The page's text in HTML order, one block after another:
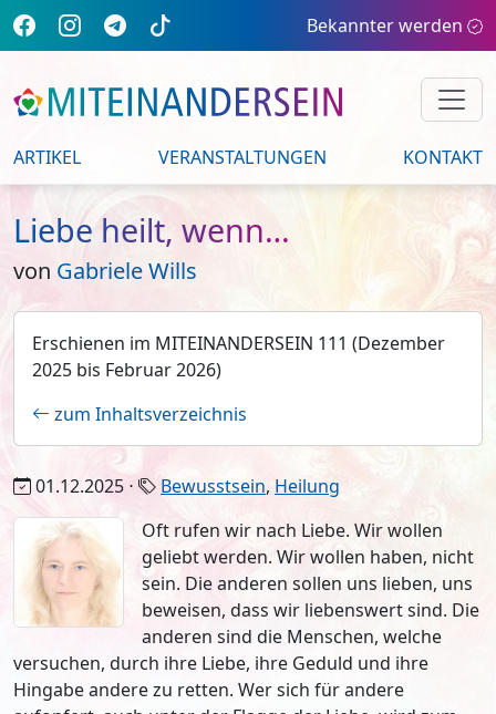
Bekannter werden
ARTIKEL VERANSTALTUNGEN KONTAKT
Liebe heilt, wenn…
von Gabriele Wills
Erschienen im MITEINANDERSEIN 111 (Dezember
2025 bis Februar 2026)
zum Inhaltsverzeichnis
01.12.2025 ⋅ Bewusstsein, Heilung
Oft rufen wir nach Liebe. Wir wollen
geliebt werden. Wir wollen haben, nicht
sein. Die anderen sollen uns lieben, uns
beweisen, dass wir liebenswert sind. Die
anderen sind die Menschen, welche
versuchen, durch ihre Liebe, ihre Geduld und ihre
Hingabe andere zu retten. Wer sich für andere